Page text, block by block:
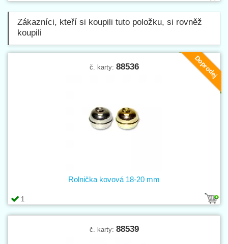
Zákazníci, kteří si koupili tuto položku, si rovněž
koupili
Doprodej
č. karty: 88536
1
Rolnička kovová 18-20 mm
č. karty: 88539